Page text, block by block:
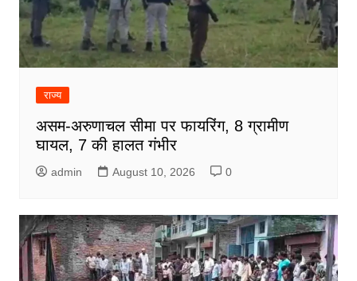
राज्य
असम-अरुणाचल सीमा पर फायरिंग, 8 ग्रामीण
घायल, 7 की हालत गंभीर
admin August 10, 2026 0